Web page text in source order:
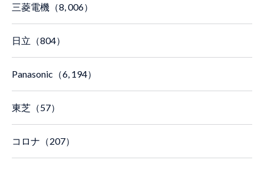
三菱電機（8, 006）
日立（804）
Panasonic（6, 194）
東芝（57）
コロナ（207）